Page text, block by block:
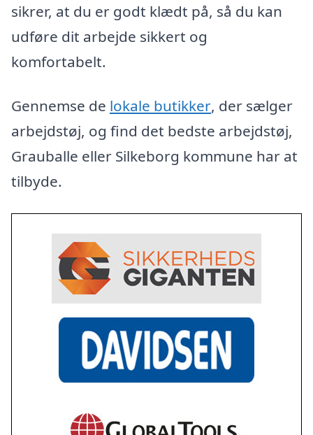
sikrer, at du er godt klædt på, så du kan
udføre dit arbejde sikkert og
komfortabelt.
Gennemse de lokale butikker, der sælger
arbejdstøj, og find det bedste arbejdstøj,
Grauballe eller Silkeborg kommune har at
tilbyde.